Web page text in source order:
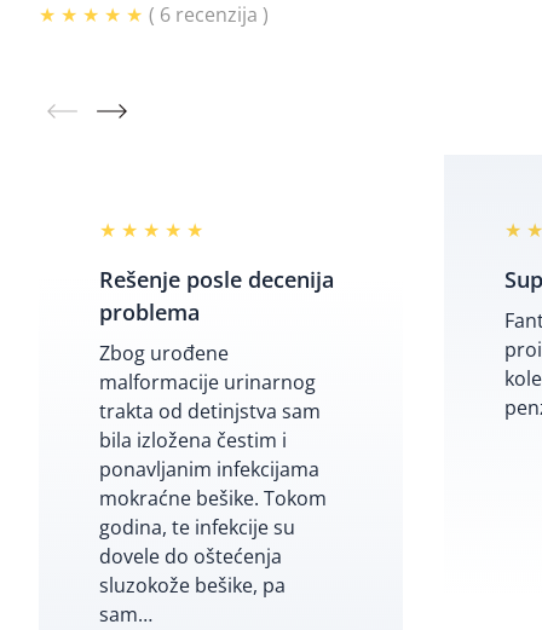
★ ★ ★ ★ ★ ( 6 recenzija )
★ ★ ★ ★ ★
Rešenje posle decenija
problema
Zbog urođene
malformacije urinarnog
trakta od detinjstva sam
bila izložena čestim i
ponavljanim infekcijama
mokraćne bešike. Tokom
godina, te infekcije su
dovele do oštećenja
sluzokože bešike, pa
sam…
★